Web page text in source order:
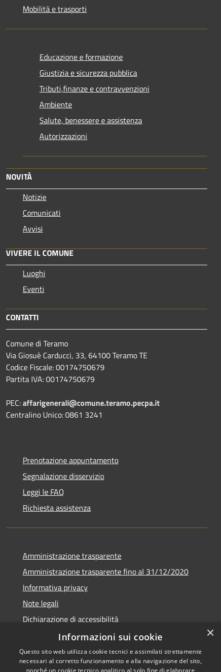
Mobilità e trasporti
Educazione e formazione
Giustizia e sicurezza pubblica
Tributi,finanze e contravvenzioni
Ambiente
Salute, benessere e assistenza
Autorizzazioni
NOVITÀ
Notizie
Comunicati
Avvisi
VIVERE IL COMUNE
Luoghi
Eventi
CONTATTI
Comune di Teramo
Via Giosuè Carducci, 33, 64100 Teramo TE
Codice Fiscale: 00174750679
Partita IVA: 00174750679
PEC:affarigenerali@comune.teramo.pecpa.it
Centralino Unico: 0861 3241
Prenotazione appuntamento
Segnalazione disservizio
Leggi le FAQ
Richiesta assistenza
Amministrazione trasparente
Amministrazione trasparente fino al 31/12/2020
Informativa privacy
Note legali
Dichiarazione di accessibilità
Copyright © 2026 • Comune di
×
Informazioni sui cookie
Questo sito web utilizza cookie tecnici e assimilati strettamente
necessari al corretto funzionamento e alla navigazione del sito,
nonché un cookie tecnico analitico al solo fine di elaborare